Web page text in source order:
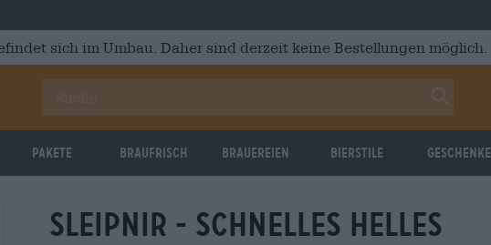
sich im Umbau. Daher sind derzeit keine Bestellungen möglich.
Pakete Braufrisch Brauereien Bierstile Geschenke
sleipnir - schnelles Helles